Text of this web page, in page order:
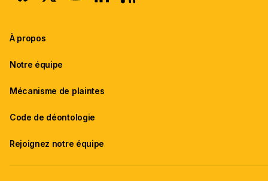
À propos
Notre équipe
Mécanisme de plaintes
Code de déontologie
Rejoignez notre équipe